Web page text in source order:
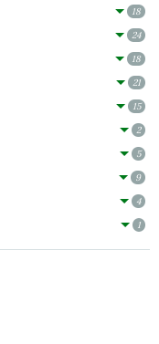
18
24
18
21
15
2
5
9
4
1